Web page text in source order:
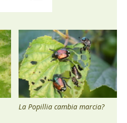
La Popillia cambia marcia?